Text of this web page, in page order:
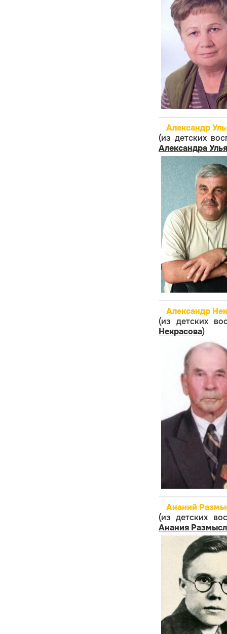
Александр
(из детских
Александра
Александр
(из детских
Некрасова)
Ананий
(из детских
Анания